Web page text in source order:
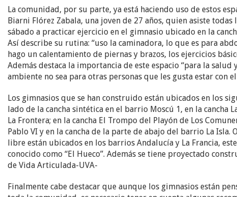
La comunidad, por su parte, ya está haciendo uso de estos
Biarni Flórez Zabala, una joven de 27 años, quien asiste todas
sábado a practicar ejercicio en el gimnasio ubicado en la
Así describe su rutina: “uso la caminadora, lo que es para
hago un calentamiento de piernas y brazos, los ejercicios
Además destaca la importancia de este espacio “para la salud
ambiente no sea para otras personas que les gusta estar con el
Los gimnasios que se han construido están ubicados en los
lado de la cancha sintética en el barrio Moscú 1, en la cancha
La Frontera; en la cancha El Trompo del Playón de Los
Pablo VI y en la cancha de la parte de abajo del barrio La Isla.
libre están ubicados en los barrios Andalucía y La Francia,
conocido como “El Hueco”. Además se tiene proyectado
de Vida Articulada-UVA-
Finalmente cabe destacar que aunque los gimnasios están